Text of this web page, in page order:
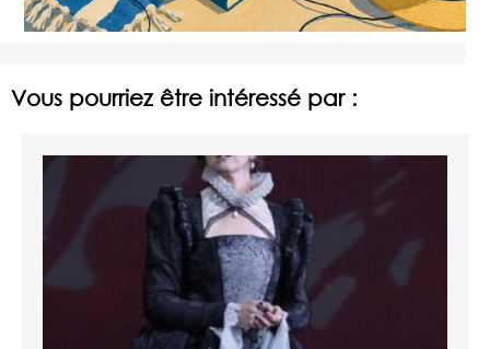
Vous pourriez être intéressé par :